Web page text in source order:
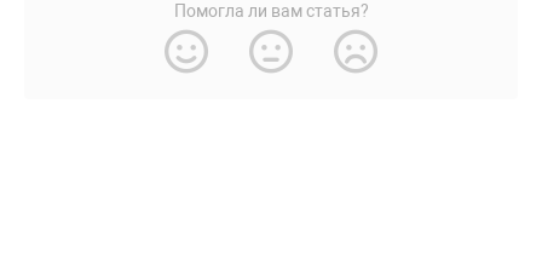
Помогла ли вам статья?